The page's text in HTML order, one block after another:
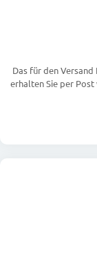
Das für den
erhalten Sie per Post